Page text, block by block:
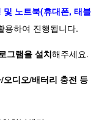
노트북(휴대폰, 태블
용하여 진행됩니다.
그램을 설치해주세요.
오디오/배터리 충전 등